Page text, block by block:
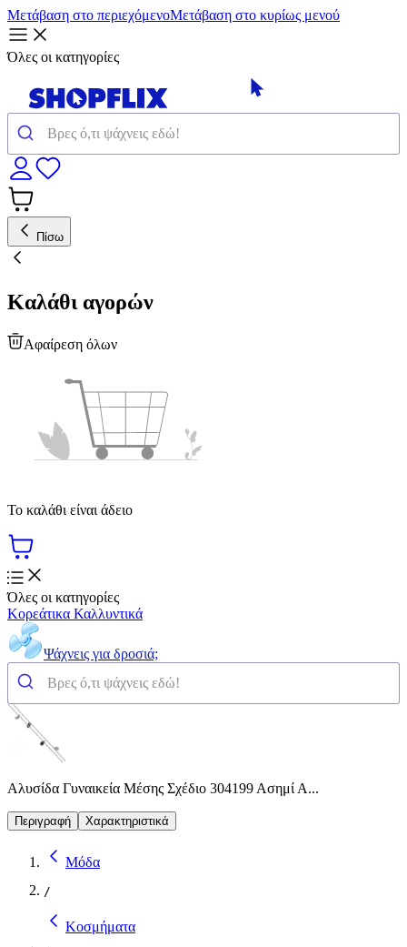
Μετάβαση στο περιεχόμενοΜετάβαση στο κυρίως μενού
Όλες οι κατηγορίες
Πίσω
Καλάθι αγορών
Αφαίρεση όλων
Το καλάθι είναι άδειο
Όλες οι κατηγορίες
Κορεάτικα Καλλυντικά
Ψάχνεις για δροσιά;
Αλυσίδα Γυναικεία Μέσης Σχέδιο 304199 Ασημί Α...
Περιγραφή Χαρακτηριστικά
Μόδα
/
Κοσμήματα